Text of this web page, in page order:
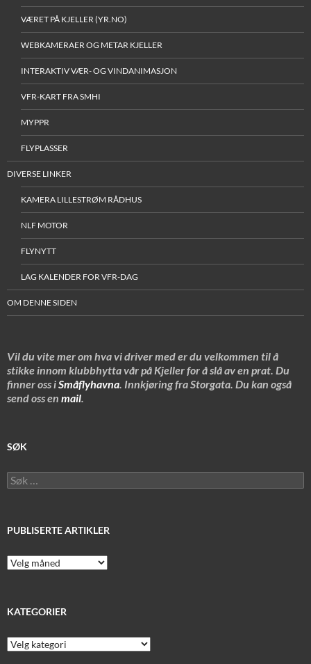
VÆRET PÅ KJELLER (YR.NO)
WEBKAMERAER OG METAR KJELLER
INTERAKTIV VÆR- OG VINDANIMASJON
VFR-KART FRA SMHI
MYPPR
FLYPLASSER
DIVERSE LINKER
KAMERA LILLESTRØM RÅDHUS
NLF MOTOR
FLYNYTT
LAG KALENDER FOR VFR-DAG
OM DENNE SIDEN
Vil du vite mer om hva vi driver med er du velkommen til å
stikke innom klubbhytta vår på Kjeller for å slå av en prat. Du
finner oss iSmåflyhavna. Innkjøring fra Storgata. Du kan også
send oss en mail.
SØK
Søk
etter:
PUBLISERTE ARTIKLER
Publiserte
artikler
KATEGORIER
Kategorier